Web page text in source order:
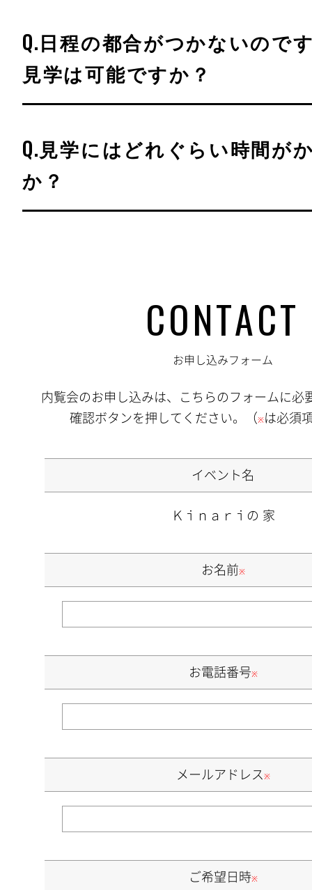
Q.日程の都合がつかないので
見学は可能ですか？
Q.見学にはどれぐらい時間が
か？
CONTACT
お申し込みフォーム
内覧会のお申し込みは、こちらのフォームに必
確認ボタンを押してください。（※は必須
イベント名
Ｋｉｎａｒｉの 家
お名前※
お電話番号※
メールアドレス ※
ご希望日時※